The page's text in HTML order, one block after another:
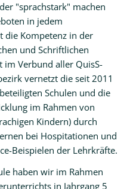
"sprachstark" machen
in jedem
die Kompetenz in der
und Schriftlichen
Verbund aller QuisS-
vernetzt die seit 2011
Schulen und die
im Rahmen von
Kindern) durch
bei Hospitationen und
Beispielen der Lehrkräfte.
haben wir im Rahmen
in Jahrgang 5